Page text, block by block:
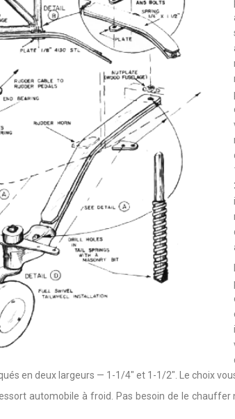
en deux largeurs — 1-1/4″ et 1-1/2″. Le choix
automobile à froid. Pas besoin de le